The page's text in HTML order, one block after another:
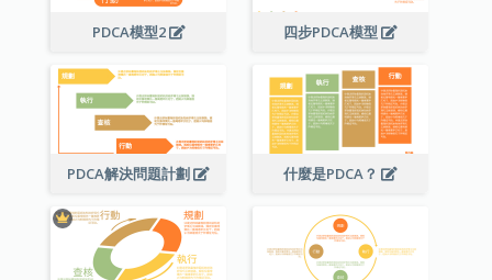
PDCA模型2 四步PDCA模型
PDCA解決問題計劃 什麼是PDCA？